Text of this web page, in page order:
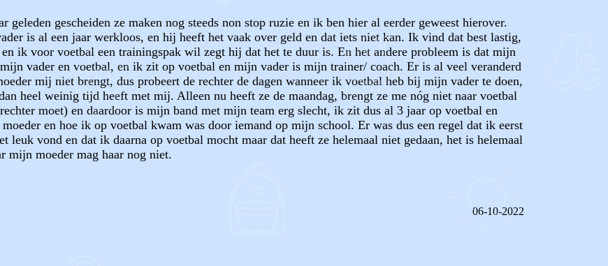
gescheiden ze maken nog steeds non stop ruzie en ik ben hier al eerder geweest hierover.
is al een jaar werkloos, en hij heeft het vaak over geld en dat iets niet kan. Ik vind dat best lastig,
ik voor voetbal een trainingspak wil zegt hij dat het te duur is. En het andere probleem is dat mijn
vader en voetbal, en ik zit op voetbal en mijn vader is mijn trainer/ coach. Er is al veel veranderd
mij niet brengt, dus probeert de rechter de dagen wanneer ik voetbal heb bij mijn vader te doen,
heel weinig tijd heeft met mij. Alleen nu heeft ze de maandag, brengt ze me nóg niet naar voetbal
moet) en daardoor is mijn band met mijn team erg slecht, ik zit dus al 3 jaar op voetbal en
en hoe ik op voetbal kwam was door iemand op mijn school. Er was dus een regel dat ik eerst
leuk vond en dat ik daarna op voetbal mocht maar dat heeft ze helemaal niet gedaan, het is helemaal
mijn moeder mag haar nog niet.
06-10-2022